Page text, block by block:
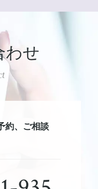
わせ
、 ご相談